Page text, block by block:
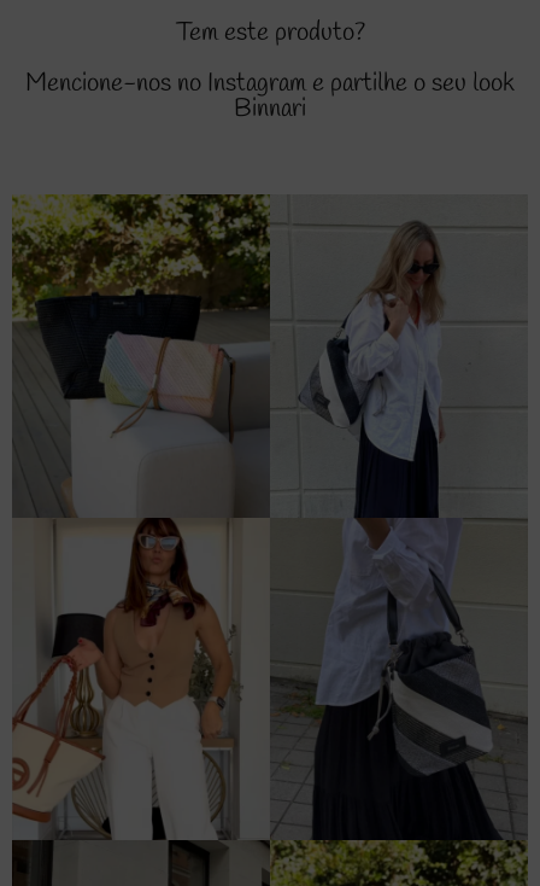
Tem este produto?
Mencione-nos no Instagram e partilhe o seu look
Binnari